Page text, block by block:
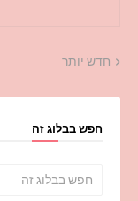
חדש יותר
חפש בבלוג זה